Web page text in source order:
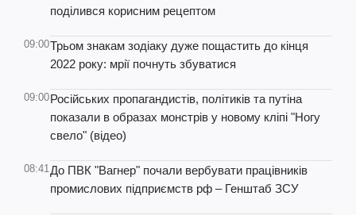
поділився корисним рецептом
09:00Трьом знакам зодіаку дуже пощастить до кінця
2022 року: мрії почнуть збуватися
09:00Російських пропагандистів, політиків та путіна
показали в образах монстрів у новому кліпі "Ногу
свело" (відео)
08:41До ПВК "Вагнер" почали вербувати працівників
промислових підприємств рф – Генштаб ЗСУ